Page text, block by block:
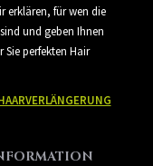
erklären, für wen die
und geben Ihnen
Sie perfekten Hair